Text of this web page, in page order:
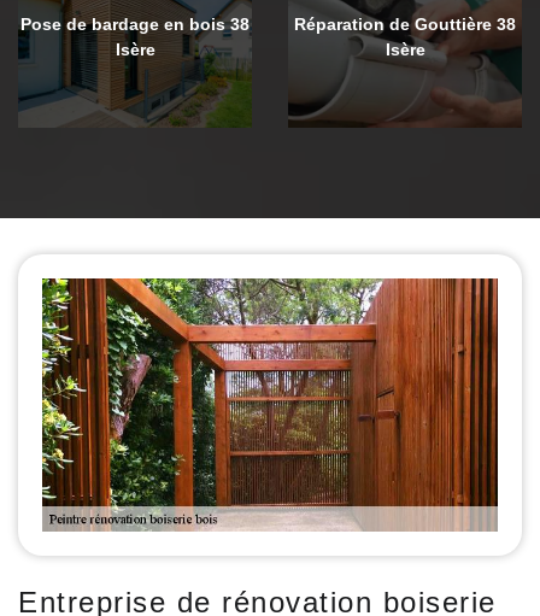
Pose de bardage en bois 38
Isère
Réparation de Gouttière 38
Isère
Entreprise de rénovation boiserie